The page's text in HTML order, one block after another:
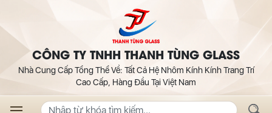
CÔNG TY TNHH THANH TÙNG GLASS
Nhà Cung Cấp Tổng Thể Về: Tất Cả Hệ Nhôm Kính Kính Trang Trí
Cao Cấp, Hàng Đầu Tại Việt Nam